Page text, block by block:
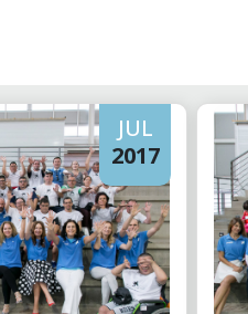
JUL
2017